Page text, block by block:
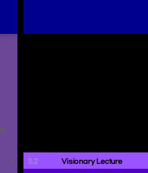
S.2 Visionary Lecture